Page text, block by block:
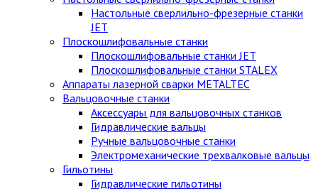
Настольные сверлильно-фрезерные станки
JET
Плоскошлифовальные станки
Плоскошлифовальные станки JET
Плоскошлифовальные станки STALEX
Аппараты лазерной сварки METALTEC
Вальцовочные станки
Аксессуары для вальцовочных станков
Гидравлические вальцы
Ручные вальцовочные станки
Электромеханические трехвалковые вальцы
Гильотины
Гидравлические гильотины